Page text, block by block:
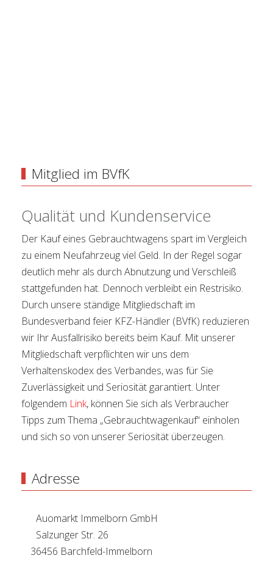
Mitglied im BVfK
Qualität und Kundenservice
Der Kauf eines Gebrauchtwagens spart im Vergleich
zu einem Neufahrzeug viel Geld. In der Regel sogar
deutlich mehr als durch Abnutzung und Verschleiß
stattgefunden hat. Dennoch verbleibt ein Restrisiko.
Durch unsere ständige Mitgliedschaft im
Bundesverband feier KFZ-Händler (BVfK) reduzieren
wir Ihr Ausfallrisiko bereits beim Kauf. Mit unserer
Mitgliedschaft verpflichten wir uns dem
Verhaltenskodex des Verbandes, was für Sie
Zuverlässigkeit und Seriosität garantiert. Unter
folgendem Link, können Sie sich als Verbraucher
Tipps zum Thema „Gebrauchtwagenkauf“ einholen
und sich so von unserer Seriosität überzeugen.
Adresse
Auomarkt Immelborn GmbH
Salzunger Str. 26
36456 Barchfeld-Immelborn